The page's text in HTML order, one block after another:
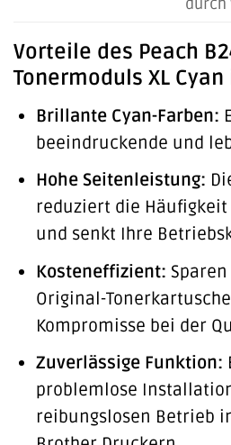
durch
Vorteile des Peach
Tonermoduls XL
Brillante Cyan-Farben:
beeindruckende und
Hohe Seitenleistung:
reduziert die Häufigkeit
und senkt Ihre
Kosteneffizient:
Original-
Kompromisse bei der
Zuverlässige Funktion:
problemlose
reibungslosen Betrieb